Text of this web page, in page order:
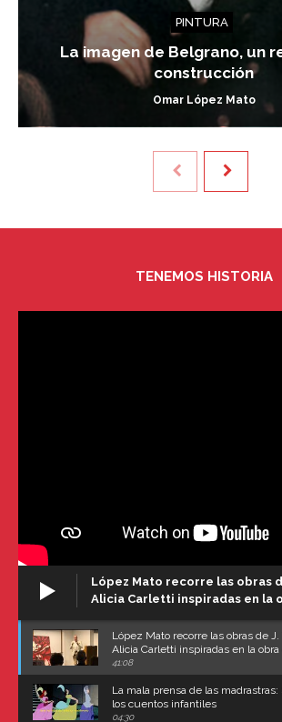
PINTURA
La imagen de Belgrano, un
construcción
Omar López Mato
TENEMOS HISTORIA
López Mato recorre las obras
Alicia Carletti inspiradas en la
López Mato recorre las obras de
Alicia Carletti inspiradas en la
Carroll
41:08
La mala prensa de las madrastras:
los cuentos infantiles
04:30